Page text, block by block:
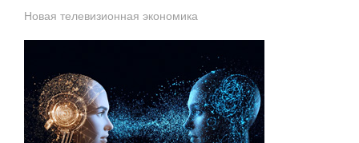
Новая телевизионная экономика